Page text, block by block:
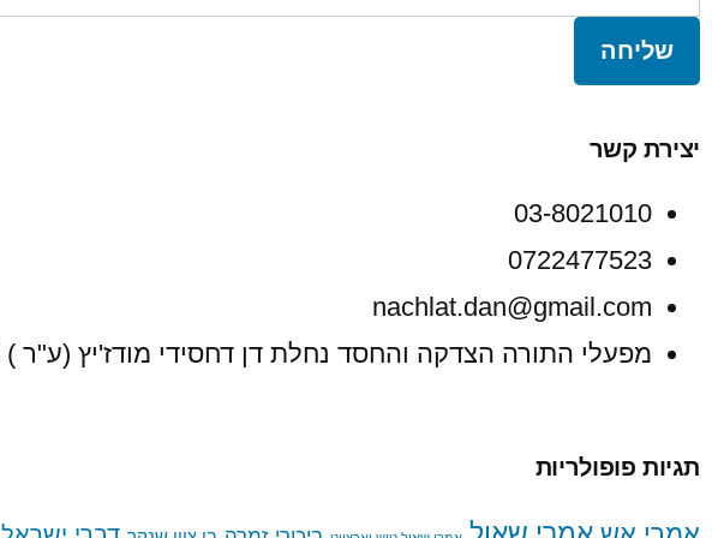
שליחה
יצירת קשר
03-8021010
0722477523
nachlat.dan@gmail.com
מפעלי התורה הצדקה והחסד נחלת דן דחסידי מודז'יץ (ע"ר ) 580566354
תגיות פופולריות